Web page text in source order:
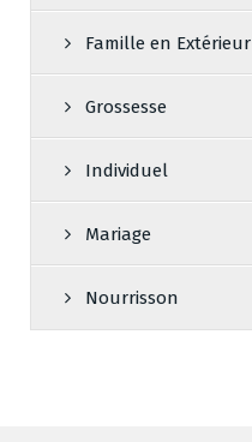
Famille en Extérieur
Grossesse
Individuel
Mariage
Nourrisson